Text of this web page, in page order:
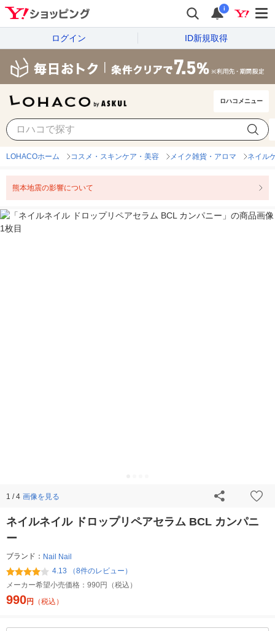
i
ログイン ID新規取得
ロハコメニュー
LOHACOホーム コスメ・スキンケア・美容 メイク雑貨・アロマ ネイル
熊本地震の影響について
1 / 4 画像を見る
ネイルネイル ドロップリペアセラム BCL カンパニ
ー
ブランド： Nail Nail
4.13 （8件のレビュー）
メーカー希望小売価格： 990円（税込）
990円 （税込）